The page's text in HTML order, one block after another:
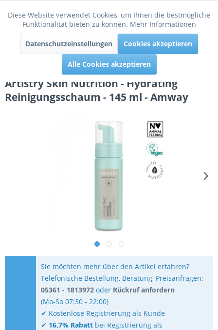
Menü
Artistry Skin Nutrition - Hydrating
Reinigungsschaum - 145 ml - Amway
Sie möchten mehr über den Artikel erfahren?
Telefonische Bestellung, Beratung, Preisanfragen:
05361 - 1813972 oder Rückruf anfordern
(Mo-So 07:30 - 22:00)
✔ Kostenlose Registrierung als Kunde
✔ 16,7% Rabatt bei Registrierung als
Funktionale Aktiv
Tracking Inaktiv
Diese Website verwendet Cookies, um Ihnen die bestmögliche
Funktionalität bieten zu können. Mehr Informationen
Datenschutzeinstellungen Cookies akzeptieren
Alle Cookies akzeptieren